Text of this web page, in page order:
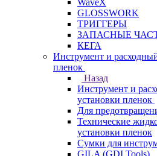
WaveX
GLOSSWORK
ТРИГГЕРЫ
ЗАПАСНЫЕ
КЕГА
Инструмент и
пленок
Назад
Инструмент и
установки пленок
Для
Технические
установки пленок
Сумки для
GILA (GDI Tools)